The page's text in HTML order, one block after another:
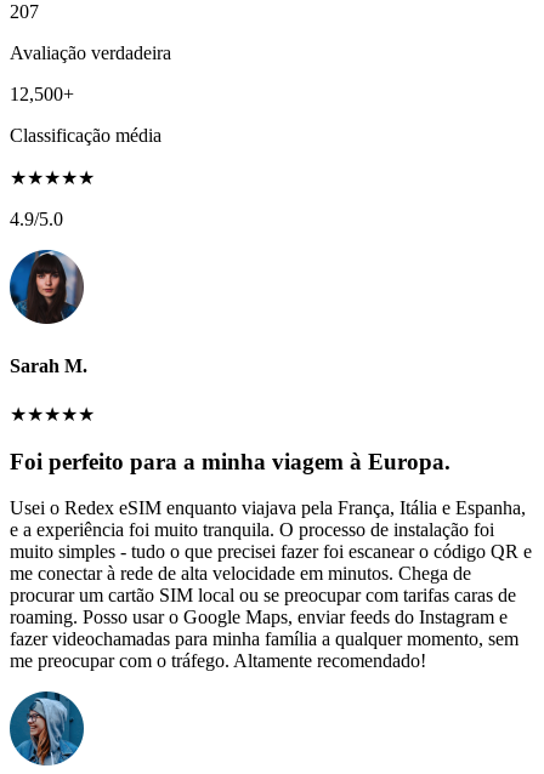
207
Avaliação verdadeira
12,500+
Classificação média
★★★★★
4.9/5.0
Sarah M.
★★★★★
Foi perfeito para a minha viagem à Europa.
Usei o Redex eSIM enquanto viajava pela França, Itália e Espanha,
e a experiência foi muito tranquila. O processo de instalação foi
muito simples - tudo o que precisei fazer foi escanear o código QR e
me conectar à rede de alta velocidade em minutos. Chega de
procurar um cartão SIM local ou se preocupar com tarifas caras de
roaming. Posso usar o Google Maps, enviar feeds do Instagram e
fazer videochamadas para minha família a qualquer momento, sem
me preocupar com o tráfego. Altamente recomendado!